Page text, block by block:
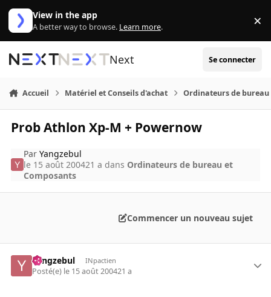
Aller au contenu
View in the app
A better way to browse. Learn more. ×
Next Se connecter
Accueil Matériel et Conseils d'achat Ordinateurs de bureau
Prob Athlon Xp-M + Powernow
ParYangzebul
le 15 août 200421 a dans Ordinateurs de bureau et
Composants
Commencer un nouveau sujet
Yangzebul INpactien
Posté(e) le 15 août 200421 a